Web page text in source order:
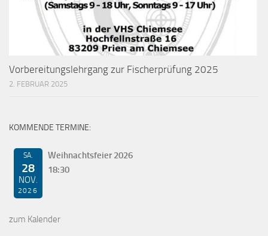
Vorbereitungslehrgang zur Fischerprüfung 2025
2. FEBRUAR 2025
KOMMENDE TERMINE:
SA.
28
NOV.
2026
Weihnachtsfeier 2026
18:30
zum Kalender